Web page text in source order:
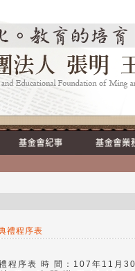
禮程序表
程序表 時 間：107年11月